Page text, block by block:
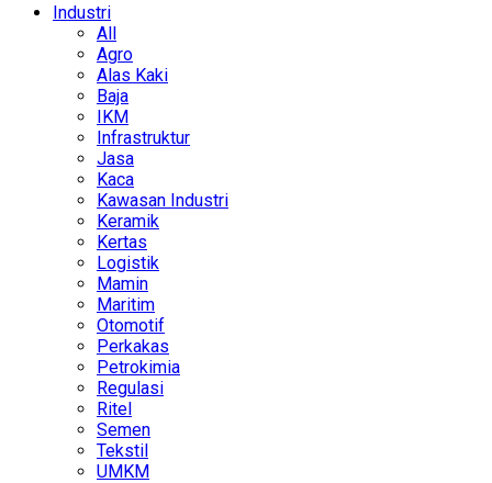
Industri
All
Agro
Alas Kaki
Baja
IKM
Infrastruktur
Jasa
Kaca
Kawasan Industri
Keramik
Kertas
Logistik
Mamin
Maritim
Otomotif
Perkakas
Petrokimia
Regulasi
Ritel
Semen
Tekstil
UMKM